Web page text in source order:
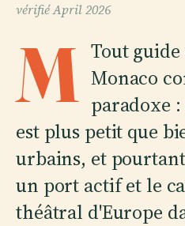
vérifiéApril 2026
M Tout guide
Monaco
paradoxe
est plus petit que
urbains, et
un port actif et le
théâtral d'Europe